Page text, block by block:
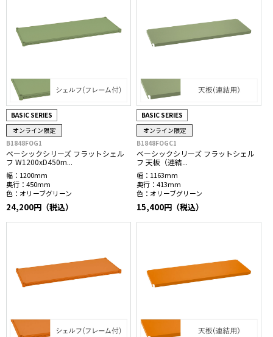
BASIC SERIES
オンライン限定
B1848FOG1
ベーシックシリーズ フラットシェル
フ W1200xD450m...
幅： 1200mm
奥行： 450mm
色： オリーブグリーン
24,200円（税込）
BASIC SERIES
オンライン限定
B1848FOGC1
ベーシックシリーズ フラットシェル
フ 天板（連結...
幅： 1163mm
奥行： 413mm
色： オリーブグリーン
15,400円（税込）